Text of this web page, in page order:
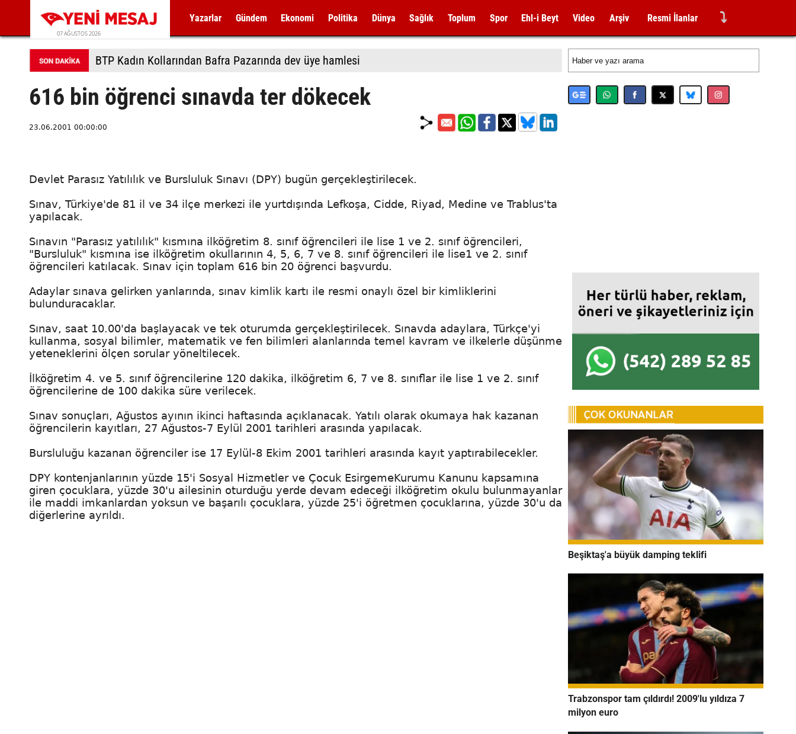
07 AĞUSTOS 2026
Yazarlar Gündem Ekonomi Politika Dünya Sağlık Toplum Spor Ehl-i Beyt Video Arşiv Resmi İlanlar ⤵
BTP Kadın Kollarından Bafra Pazarında dev üye hamlesi
616 bin öğrenci sınavda ter dökecek
23.06.2001 00:00:00
Devlet Parasız Yatılılık ve Bursluluk Sınavı (DPY) bugün gerçekleştirilecek.
Sınav, Türkiye'de 81 il ve 34 ilçe merkezi ile yurtdışında Lefkoşa, Cidde, Riyad, Medine ve Trablus'ta
yapılacak.
Sınavın "Parasız yatılılık" kısmına ilköğretim 8. sınıf öğrencileri ile lise 1 ve 2. sınıf öğrencileri,
"Bursluluk" kısmına ise ilköğretim okullarının 4, 5, 6, 7 ve 8. sınıf öğrencileri ile lise1 ve 2. sınıf
öğrencileri katılacak. Sınav için toplam 616 bin 20 öğrenci başvurdu.
Adaylar sınava gelirken yanlarında, sınav kimlik kartı ile resmi onaylı özel bir kimliklerini
bulunduracaklar.
Sınav, saat 10.00'da başlayacak ve tek oturumda gerçekleştirilecek. Sınavda adaylara, Türkçe'yi
kullanma, sosyal bilimler, matematik ve fen bilimleri alanlarında temel kavram ve ilkelerle düşünme
yeteneklerini ölçen sorular yöneltilecek.
İlköğretim 4. ve 5. sınıf öğrencilerine 120 dakika, ilköğretim 6, 7 ve 8. sınıflar ile lise 1 ve 2. sınıf
öğrencilerine de 100 dakika süre verilecek.
Sınav sonuçları, Ağustos ayının ikinci haftasında açıklanacak. Yatılı olarak okumaya hak kazanan
öğrencilerin kayıtları, 27 Ağustos-7 Eylül 2001 tarihleri arasında yapılacak.
Bursluluğu kazanan öğrenciler ise 17 Eylül-8 Ekim 2001 tarihleri arasında kayıt yaptırabilecekler.
DPY kontenjanlarının yüzde 15'i Sosyal Hizmetler ve Çocuk EsirgemeKurumu Kanunu kapsamına
giren çocuklara, yüzde 30'u ailesinin oturduğu yerde devam edeceği ilköğretim okulu bulunmayanlar
ile maddi imkanlardan yoksun ve başarılı çocuklara, yüzde 25'i öğretmen çocuklarına, yüzde 30'u da
diğerlerine ayrıldı.
Beşiktaş'a büyük damping teklifi
Trabzonspor tam çıldırdı! 2009'lu yıldıza 7
milyon euro